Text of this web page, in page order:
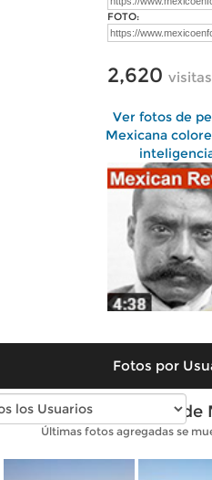
FOTO:
2,620 visitas
Ver fotos de
Mexicana
Fotos por
Fotos modernas de
Últimas fotos agregadas se